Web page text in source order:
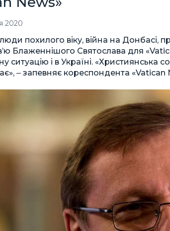
2020
люди похилого віку, війна на Донбасі,
Блаженнішого Святослава для
ситуацію і в Україні. «Християнська
‒ запевняє кореспондента «Vatican